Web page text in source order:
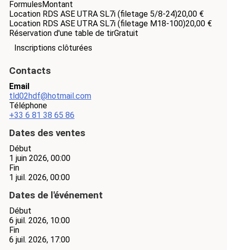
FormulesMontant
Location RDS ASE UTRA SL7i (filetage 5/8-24)20,00 €
Location RDS ASE UTRA SL7i (filetage M18-100)20,00 €
Réservation d'une table de tirGratuit
Inscriptions clôturées
Contacts
Email
tld02hdf@hotmail.com
Téléphone
+33 6 81 38 65 86
Dates des ventes
Début
1 juin 2026, 00:00
Fin
1 juil. 2026, 00:00
Dates de l'événement
Début
6 juil. 2026, 10:00
Fin
6 juil. 2026, 17:00